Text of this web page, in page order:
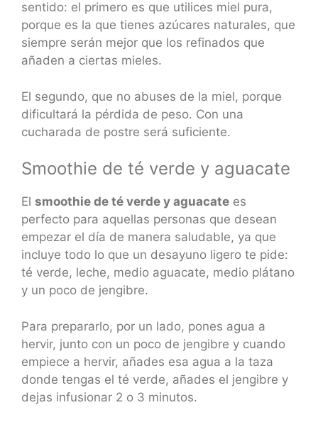
sentido: el primero es que utilices miel pura,
porque es la que tienes azúcares naturales, que
siempre serán mejor que los refinados que
añaden a ciertas mieles.
El segundo, que no abuses de la miel, porque
dificultará la pérdida de peso. Con una
cucharada de postre será suficiente.
Smoothie de té verde y aguacate
El smoothie de té verde y aguacate es
perfecto para aquellas personas que desean
empezar el día de manera saludable, ya que
incluye todo lo que un desayuno ligero te pide:
té verde, leche, medio aguacate, medio plátano
y un poco de jengibre.
Para prepararlo, por un lado, pones agua a
hervir, junto con un poco de jengibre y cuando
empiece a hervir, añades esa agua a la taza
donde tengas el té verde, añades el jengibre y
dejas infusionar 2 o 3 minutos.